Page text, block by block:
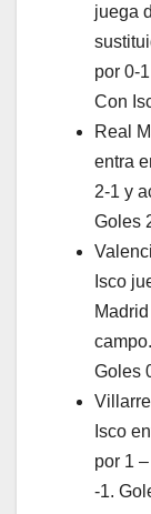
juega
por 0-
Con
Real
entra
2-1 y
Goles
Isco
Goles
Isco
por 1
-1.